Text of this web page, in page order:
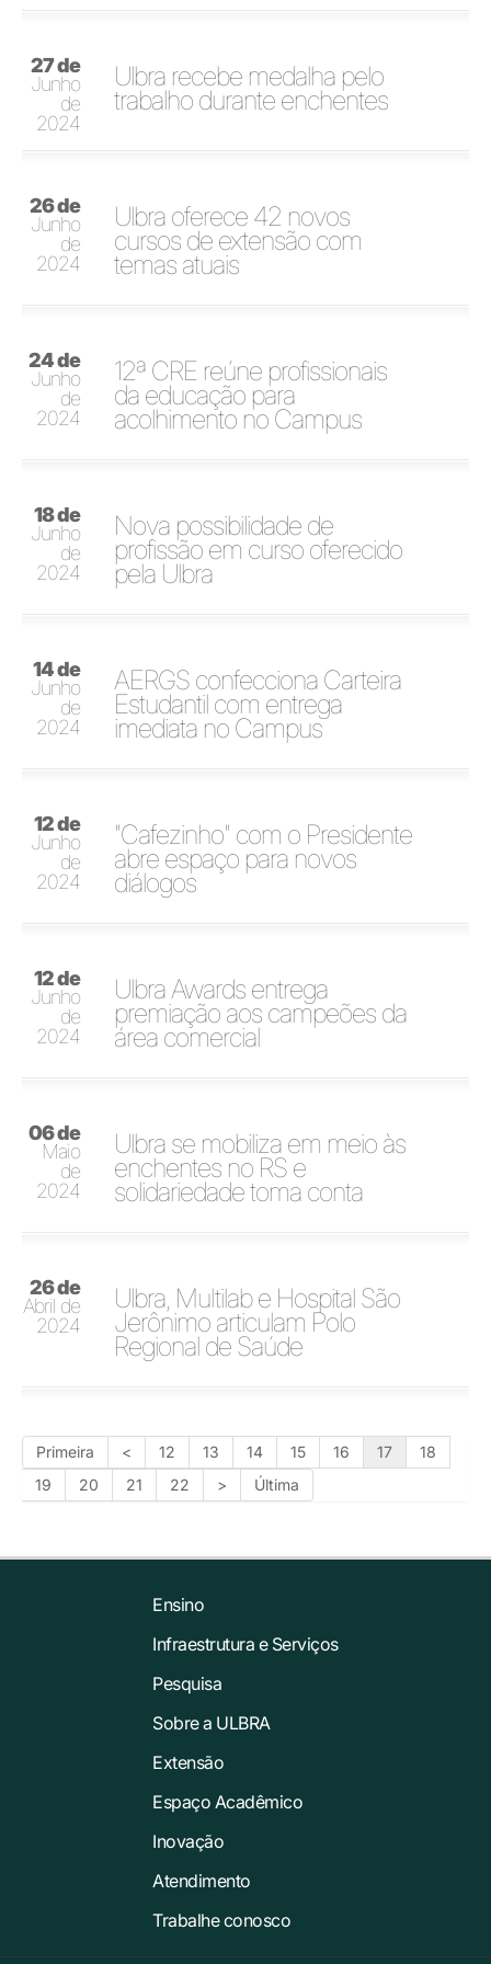
27 de
Junho
de
2024
Ulbra recebe medalha pelo
trabalho durante enchentes
26 de
Junho
de
2024
Ulbra oferece 42 novos
cursos de extensão com
temas atuais
24 de
Junho
de
2024
12ª CRE reúne profissionais
da educação para
acolhimento no Campus
18 de
Junho
de
2024
Nova possibilidade de
profissão em curso oferecido
pela Ulbra
14 de
Junho
de
2024
AERGS confecciona Carteira
Estudantil com entrega
imediata no Campus
12 de
Junho
de
2024
"Cafezinho" com o Presidente
abre espaço para novos
diálogos
12 de
Junho
de
2024
Ulbra Awards entrega
premiação aos campeões da
área comercial
06 de
Maio
de
2024
Ulbra se mobiliza em meio às
enchentes no RS e
solidariedade toma conta
26 de
Abril de
2024
Ulbra, Multilab e Hospital São
Jerônimo articulam Polo
Regional de Saúde
Primeira < 12 13 14 15 16 17
18
19
20 21 22 > Última
Ensino
Infraestrutura e Serviços
Pesquisa
Sobre a ULBRA
Extensão
Espaço Acadêmico
Inovação
Atendimento
Trabalhe conosco